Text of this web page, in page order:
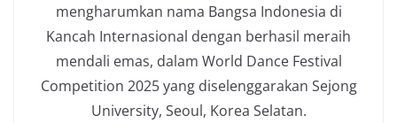
mengharumkan nama Bangsa Indonesia di
Kancah Internasional dengan berhasil meraih
mendali emas, dalam World Dance Festival
Competition 2025 yang diselenggarakan Sejong
University, Seoul, Korea Selatan.